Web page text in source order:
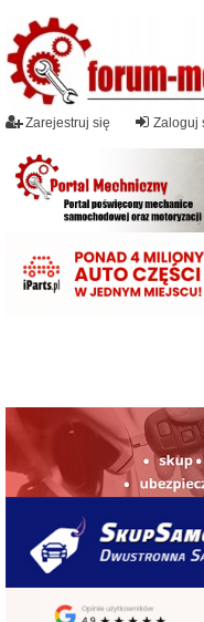
Zaloguj
Zarejestruj się